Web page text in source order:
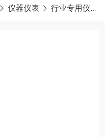
仪器仪表 行业专用仪器仪表